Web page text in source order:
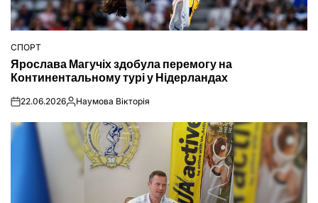
ОПУБЛІКУВАТИ
У
СПОРТ
Ярослава Магучіх здобула перемогу на
Континентальному турі у Нідерландах
on22.06.2026Опубліковано
Наумова Вікторія